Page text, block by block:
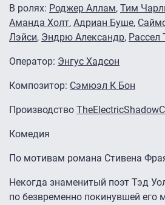
В ролях: Роджер Аллам, Тим
Аманда Холт, Адриан Буше,
Лэйси, Эндрю Александр, Рассел
Оператор: Энгус Хадсон
Композитор: Сэмюэл К Бон
Производство
Комедия
По мотивам романа Стивена
Некогда знаменитый поэт Тэд
по безвременно покинувшей его